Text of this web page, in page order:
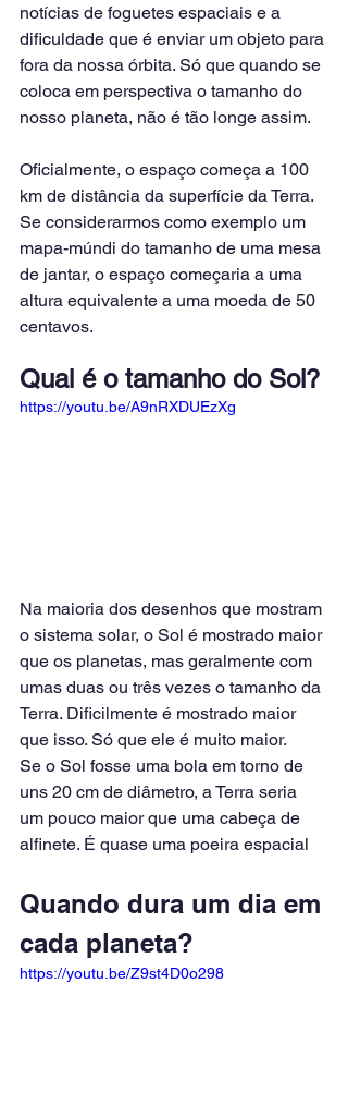
notícias de foguetes espaciais e a
dificuldade que é enviar um objeto para
fora da nossa órbita. Só que quando se
coloca em perspectiva o tamanho do
nosso planeta, não é tão longe assim.
Oficialmente, o espaço começa a 100
km de distância da superfície da Terra.
Se considerarmos como exemplo um
mapa-múndi do tamanho de uma mesa
de jantar, o espaço começaria a uma
altura equivalente a uma moeda de 50
centavos.
Qual é o tamanho do Sol?
https://youtu.be/A9nRXDUEzXg
Na maioria dos desenhos que mostram
o sistema solar, o Sol é mostrado maior
que os planetas, mas geralmente com
umas duas ou três vezes o tamanho da
Terra. Dificilmente é mostrado maior
que isso. Só que ele é muito maior.
Se o Sol fosse uma bola em torno de
uns 20 cm de diâmetro, a Terra seria
um pouco maior que uma cabeça de
alfinete. É quase uma poeira espacial
Quando dura um dia em
cada planeta?
https://youtu.be/Z9st4D0o298